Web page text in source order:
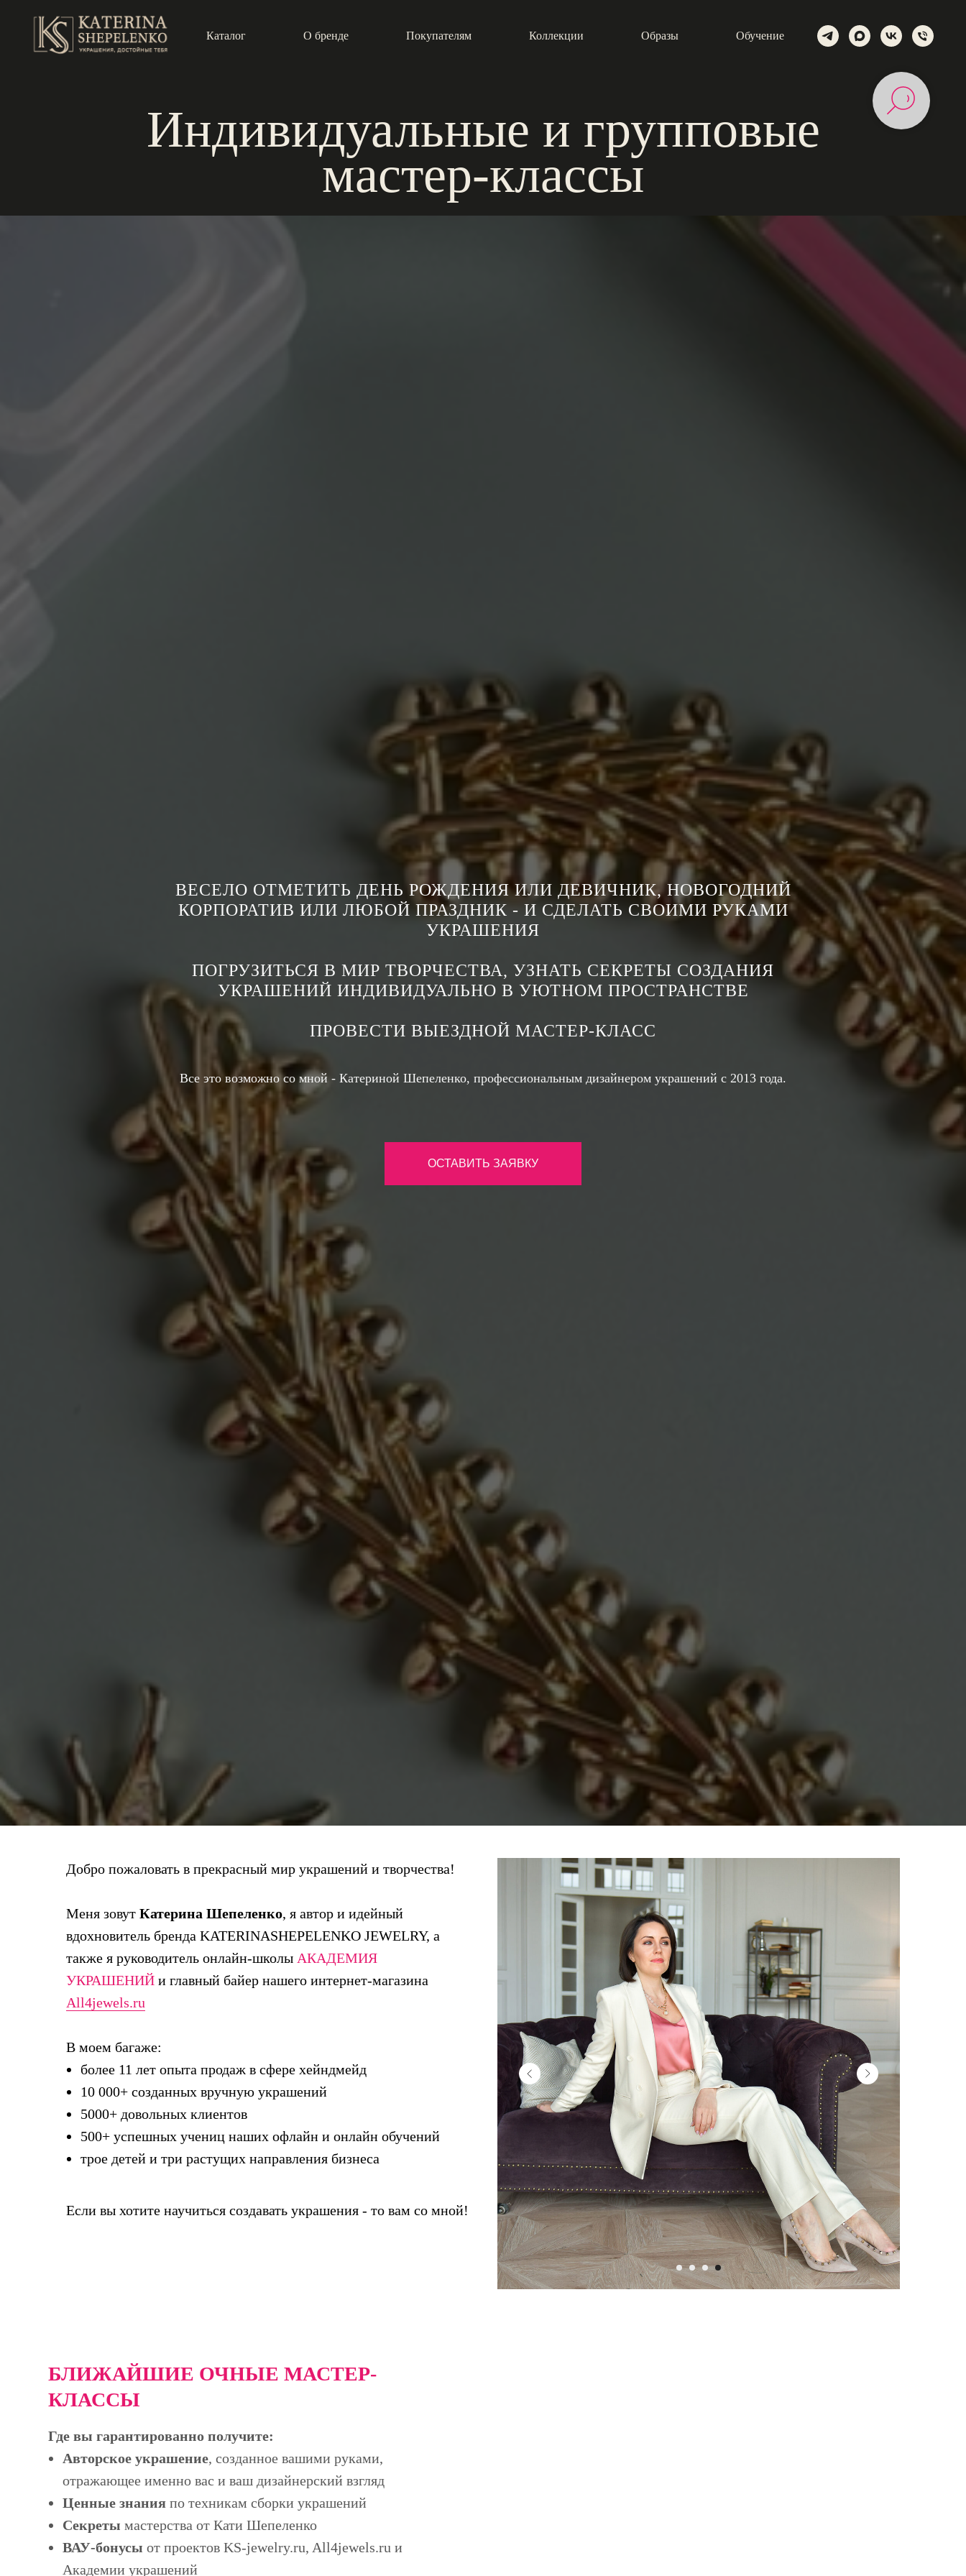
Каталог О бренде Покупателям Коллекции Образы Обучение
Индивидуальные и групповые
мастер-классы
ВЕСЕЛО ОТМЕТИТЬ ДЕНЬ РОЖДЕНИЯ ИЛИ ДЕВИЧНИК, НОВОГОДНИЙ
КОРПОРАТИВ ИЛИ ЛЮБОЙ ПРАЗДНИК - И СДЕЛАТЬ СВОИМИ РУКАМИ
УКРАШЕНИЯ
ПОГРУЗИТЬСЯ В МИР ТВОРЧЕСТВА, УЗНАТЬ СЕКРЕТЫ СОЗДАНИЯ
УКРАШЕНИЙ ИНДИВИДУАЛЬНО В УЮТНОМ ПРОСТРАНСТВЕ
ПРОВЕСТИ ВЫЕЗДНОЙ МАСТЕР-КЛАСС
Все это возможно со мной - Катериной Шепеленко, профессиональным дизайнером украшений с 2013 года.
ОСТАВИТЬ ЗАЯВКУ
Добро пожаловать в прекрасный мир украшений и творчества!
Меня зовут Катерина Шепеленко, я автор и идейный
вдохновитель бренда KATERINASHEPELENKO JEWELRY, а
также я руководитель онлайн-школы АКАДЕМИЯ
УКРАШЕНИЙ и главный байер нашего интернет-магазина
All4jewels.ru
В моем багаже:
более 11 лет опыта продаж в сфере хейндмейд
10 000+ созданных вручную украшений
5000+ довольных клиентов
500+ успешных учениц наших офлайн и онлайн обучений
трое детей и три растущих направления бизнеса
Если вы хотите научиться создавать украшения - то вам со мной!
БЛИЖАЙШИЕ ОЧНЫЕ МАСТЕР-
КЛАССЫ
Где вы гарантированно получите:
Авторское украшение, созданное вашими руками,
отражающее именно вас и ваш дизайнерский взгляд
Ценные знания по техникам сборки украшений
Секретымастерства от Кати Шепеленко
ВАУ-бонусы от проектов KS-jewelry.ru, All4jewels.ru и
Академии украшений